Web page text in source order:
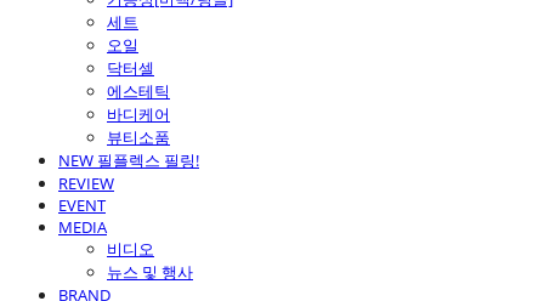
세트
오일
닥터셀
에스테틱
바디케어
뷰티소품
NEW 필플렉스 필링!
REVIEW
EVENT
MEDIA
비디오
뉴스 및 행사
BRAND